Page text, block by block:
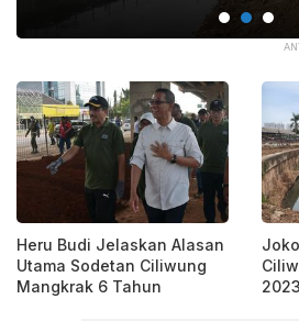
Heru Budi Jelaskan Alasan
Utama Sodetan Ciliwung
Mangkrak 6 Tahun